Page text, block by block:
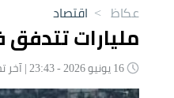
عكاظ > اقتصاد
مليارات